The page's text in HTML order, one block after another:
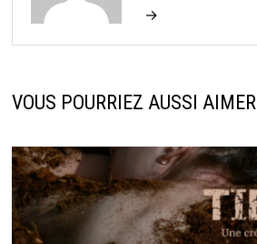
→
VOUS POURRIEZ AUSSI AIMER